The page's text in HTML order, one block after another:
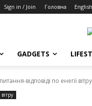
Sign in / Join Головна English
GADGETS
відповіді по енегії вітру